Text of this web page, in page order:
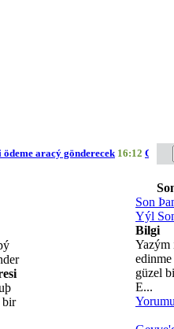
aracý gönderecek16:12Geyve
Son
Yýl
Bilgi
Yazým
güzel
E...
bir